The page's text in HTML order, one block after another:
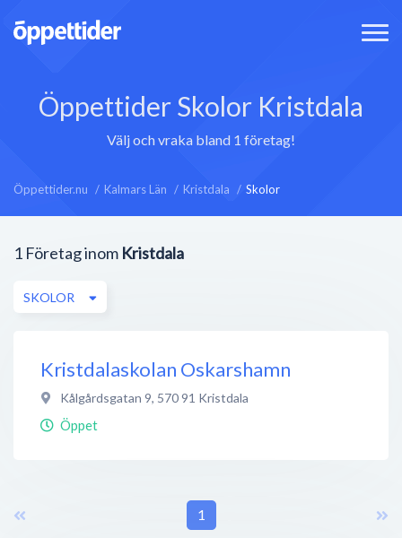
Öppettider Skolor Kristdala
Välj och vraka bland 1 företag!
Öppettider.nu Kalmars Län Kristdala Skolor
1 Företag inom Kristdala
SKOLOR
Kristdalaskolan Oskarshamn
Kålgårdsgatan 9, 570 91 Kristdala
Öppet
1